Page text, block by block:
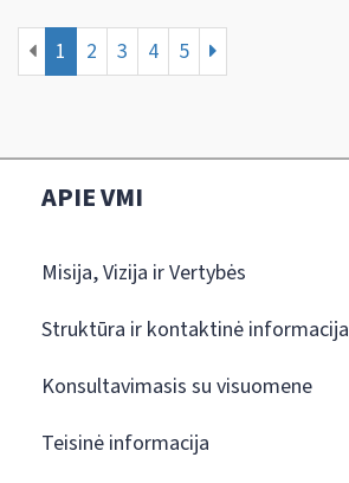
1 2 3 4 5
APIE VMI
Misija, Vizija ir Vertybės
Struktūra ir kontaktinė informacija
Konsultavimasis su visuomene
Teisinė informacija